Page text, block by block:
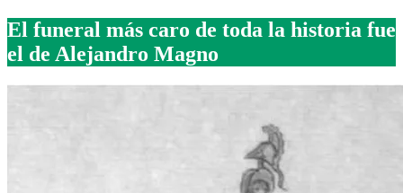
El funeral más caro de toda la historia fue
el de Alejandro Magno